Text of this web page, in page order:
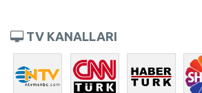
TV KANALLARI